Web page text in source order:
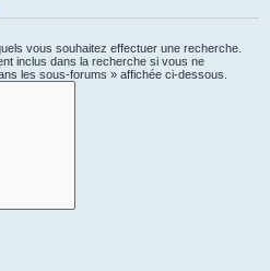
vous souhaitez effectuer une recherche.
inclus dans la recherche si vous ne
les sous-forums » affichée ci-dessous.